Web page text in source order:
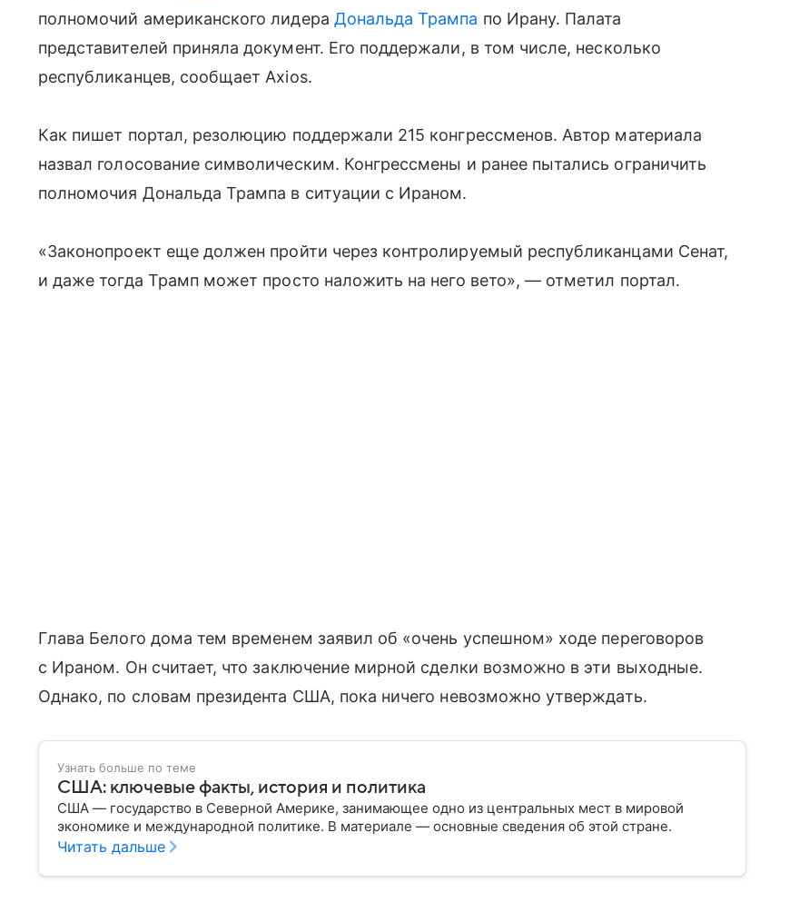
полномочий американского лидера Дональда Трампа по Ирану. Палата
представителей приняла документ. Его поддержали, в том числе, несколько
республиканцев, сообщает Axios.
Как пишет портал, резолюцию поддержали 215 конгрессменов. Автор материала
назвал голосование символическим. Конгрессмены и ранее пытались ограничить
полномочия Дональда Трампа в ситуации с Ираном.
«Законопроект еще должен пройти через контролируемый республиканцами Сенат,
и даже тогда Трамп может просто наложить на него вето», — отметил портал.
Глава Белого дома тем временем заявил об «очень успешном» ходе переговоров
с Ираном. Он считает, что заключение мирной сделки возможно в эти выходные.
Однако, по словам президента США, пока ничего невозможно утверждать.
Узнать больше по теме
США: ключевые факты, история и политика
США — государство в Северной Америке, занимающее одно из центральных мест в мировой
экономике и международной политике. В материале — основные сведения об этой стране.
Читать дальше